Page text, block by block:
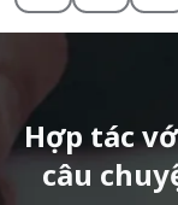
Hợp tác
câu